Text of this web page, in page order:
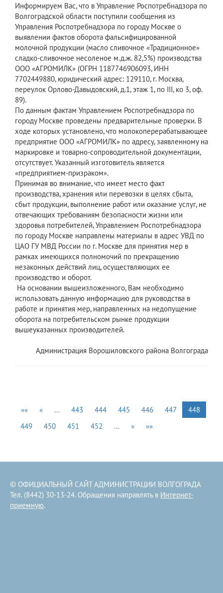
Информируем Вас, что в Управление Роспотребнадзора по
Волгоградской области поступили сообщения из
Управления Роспотребнадзора по городу Москве о
выявлении фактов оборота фальсифицированной
молочной продукции (масло сливочное «Традиционное»
сладко-сливочное несоленое м.д.ж. 82,5%) производства
ООО «АГРОМИЛК» (ОГРН 1187746906093, ИНН
7702449880, юридический адрес: 129110, г. Москва,
переулок Орлово-Давыдовский, д.1, этаж 1, по III, ко 3, оф.
89).
По данным фактам Управлением Роспотребнадзора по
городу Москве проведены предварительные проверки. В
ходе которых установлено, что молокоперерабатывающее
предприятие ООО «АГРОМИЛК» по адресу, заявленному на
маркировке и товарно-сопроводительной документации,
отсутствует. Указанный изготовитель является
«предприятием-призраком».
Принимая во внимание, что имеет место факт
производства, хранения или перевозки в целях сбыта,
сбыт продукции, выполнение работ или оказание услуг, не
отвечающих требованиям безопасности жизни или
здоровья потребителей, Управлением Роспотребнадзора
по городу Москве направлены материалы в адрес УВД по
ЦАО ГУ МВД России по г. Москве для принятия мер в
рамках имеющихся полномочий по прекращению
незаконных действий лиц, осуществляющих ее
производство и оборот.
На основании вышеизложенного, Вам необходимо
использовать данную информацию для руководства в
работе и принятия мер, направленных на недопущение
оборота на потребительском рынке продукции
вышеуказанных производителей.
Администрация Ворошиловского района Волгограда
«« « … 443 444 445 446 447
448
449
450 451 452 … » »»
© ОФИЦИАЛЬНЫЙ САЙТ АДМИНИСТРАЦИИ ВОЛГОГРАДА
Тел. (8442) 30-13-24. Обращения направлять в Интернет-
приемную.